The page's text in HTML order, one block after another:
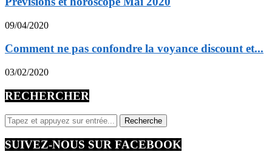
09/04/2020
Comment ne pas confondre la voyance discount et...
03/02/2020
RECHERCHER
SUIVEZ-NOUS SUR FACEBOOK